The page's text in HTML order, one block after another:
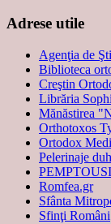
Adrese utile
Agenţia de
Biblioteca
Creştin
Librăria
Mănăstirea
Orthotoxos
Ortodox
Pelerinaje
Romfea.gr
Sfânta
Sfinţi Români